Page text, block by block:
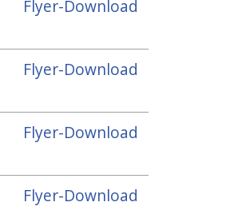
Flyer-Download
Flyer-Download
Flyer-Download
Flyer-Download